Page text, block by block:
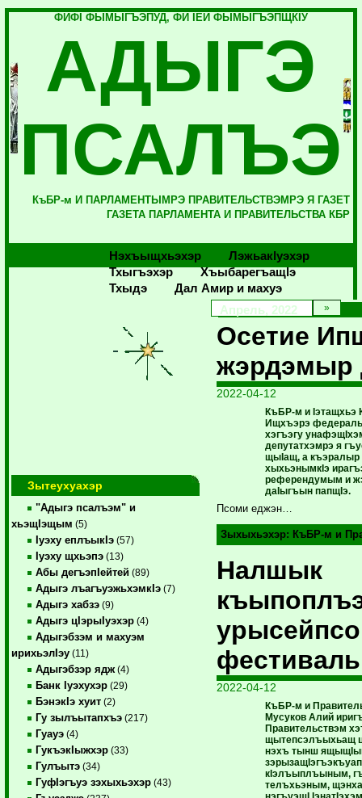
ФИФI ФЫМЫГЪЭПУД, ФИ IЕЙ ФЫМЫГЪЭПЩКIУ
АДЫГЭ
ПСАЛЪЭ
КъБР-м И ПАРЛАМЕНТЫМРЭ ПРАВИТЕЛЬСТВЭМРЭ Я ГАЗЕТ
ГАЗЕТА ПАРЛАМЕНТА И ПРАВИТЕЛЬСТВА КБР
Нэхъыщхьэхэр
Лэжьакlуэхэр
Тхыгъэхэр
Хъыбарегъащlэ
Тхыдэ
Дал Амир и махуэ
Зытеухуахэр
"Адыгэ псалъэм" и
хьэщIэщым (5)
Iуэху еплъыкIэ (57)
Iуэху щхьэпэ (13)
Абы дегъэпIейтей (89)
Адыгэ лъагъуэжьхэмкIэ (7)
Адыгэ хабзэ (9)
Адыгэ цIэрыIуэхэр (4)
Адыгэбзэм и махуэм
ирихьэлIэу (11)
Адыгэбзэр ядж (4)
Банк Iуэхухэр (29)
БэнэкIэ хуит (2)
Гу зылъытапхъэ (217)
Гуауэ (4)
ГукъэкIыжхэр (33)
Гулъытэ (34)
ГуфIэгъуэ зэхыхьэхэр (43)
Апрель, 2022
Осетие
жэрдэмыр
2022-04-12
КъБР-м и Iэтащхьэ
Ищхъэрэ
хэгъэгу
депутатхэмрэ я
щыIащ, а къэралыр
хыхьэнымкIэ
референдумым и
даIыгъын папщIэ.
Псоми еджэн…
Зыхыхьэхэр: КъБР-м и
Налшык
урысейпсо
фестиваль
2022-04-12
КъБР-м и
Мусуков Алий
Правительствэм
щытепсэлъыхьащ
нэхъ тынш
кIэлъыплъыным,
телъхьэным,